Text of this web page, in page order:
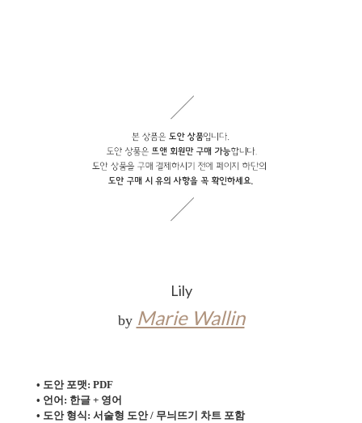
Lily
by Marie Wallin
• 도안 포맷: PDF
• 언어: 한글 + 영어
• 도안 형식: 서술형 도안 / 무늬뜨기 차트 포함